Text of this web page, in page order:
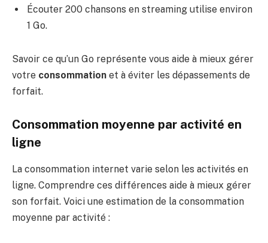
Écouter 200 chansons en streaming utilise environ
1 Go.
Savoir ce qu’un Go représente vous aide à mieux gérer
votre consommation et à éviter les dépassements de
forfait.
Consommation moyenne par activité en
ligne
La consommation internet varie selon les activités en
ligne. Comprendre ces différences aide à mieux gérer
son forfait. Voici une estimation de la consommation
moyenne par activité :